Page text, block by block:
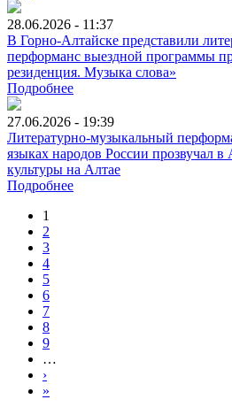
28.06.2026 - 11:37
В Горно-Алтайске представили
перформанс выездной программы
резиденция. Музыка слова»
Подробнее
27.06.2026 - 19:39
Литературно-музыкальный
языках народов России прозвучал
культуры на Алтае
Подробнее
1
2
3
4
5
6
7
8
9
…
›
»